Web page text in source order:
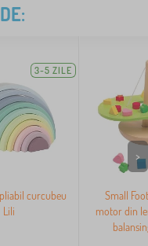
3-5 ZILE
curcubeu
Lili
Small
motor din
>